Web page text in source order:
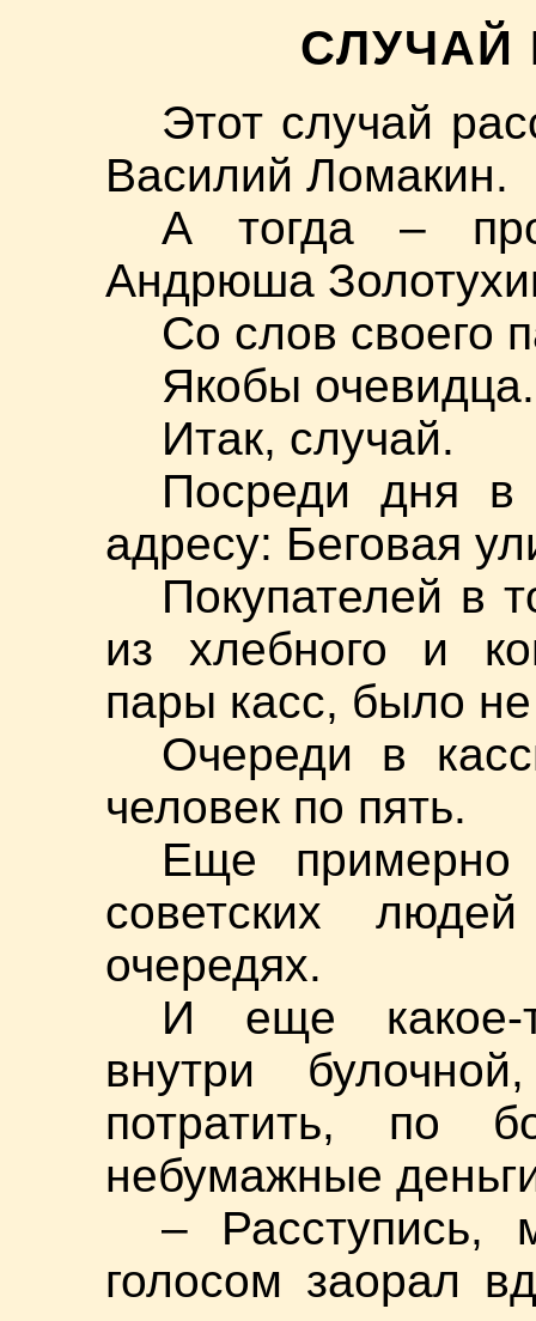
СЛУЧАЙ
Этот случай
Василий Ломакин.
А тогда –
Андрюша
Со слов своего
Якобы очевидца.
Итак, случай.
Посреди дня в
адресу: Беговая
Покупателей в
из хлебного и
пары касс, было
Очереди в
человек по пять.
Еще примерно
советских
очередях.
И еще какое-
внутри
потратить, по
небумажные
– Расступись,
голосом заорал